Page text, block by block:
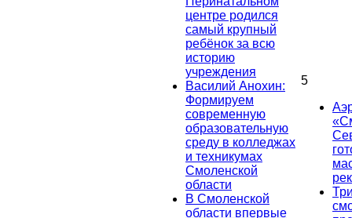
центре родился
самый крупный
ребёнок за всю
историю
учреждения
Василий Анохин:
Формируем
современную
образовательную
среду в колледжах
и техникумах
Смоленской
области
В Смоленской
области впервые
5